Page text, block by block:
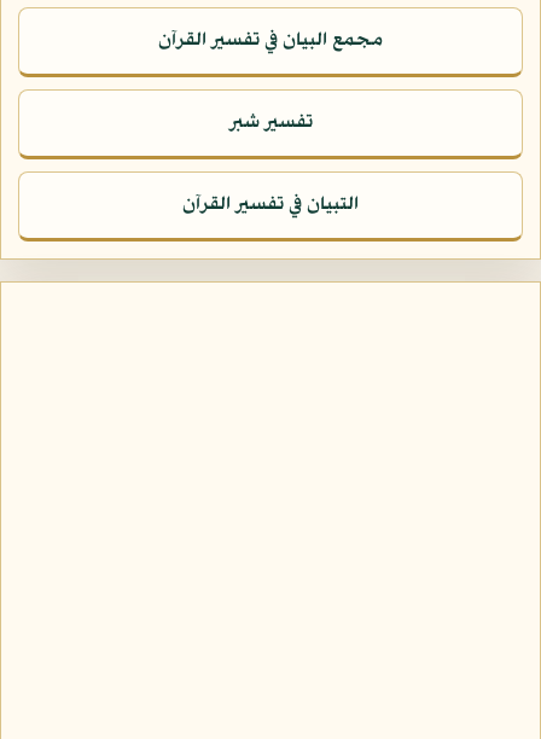
مجمع البيان في تفسير القرآن
تفسير شبر
التبيان في تفسير القرآن